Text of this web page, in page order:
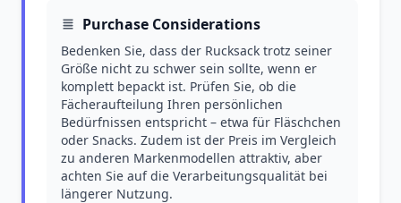
Purchase Considerations
Bedenken Sie, dass der Rucksack trotz seiner
Größe nicht zu schwer sein sollte, wenn er
komplett bepackt ist. Prüfen Sie, ob die
Fächeraufteilung Ihren persönlichen
Bedürfnissen entspricht – etwa für Fläschchen
oder Snacks. Zudem ist der Preis im Vergleich
zu anderen Markenmodellen attraktiv, aber
achten Sie auf die Verarbeitungsqualität bei
längerer Nutzung.